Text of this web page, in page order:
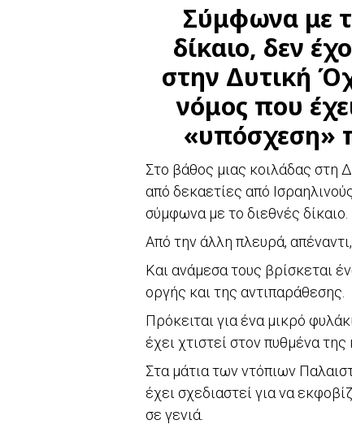
Σύμφωνα με
δίκαιο, δεν
στην Δυτική
νόμος που
«υπόσχεση»
Στο βάθος μιας κοιλάδας στη
από δεκαετίες από
σύμφωνα με το διεθνές δίκαιο.
Από την άλλη πλευρά,
Και ανάμεσα τους βρίσκεται
οργής και της αντιπαράθεσης.
Πρόκειται για ένα μικρό
έχει χτιστεί στον πυθμένα της
Στα μάτια των ντόπιων
έχει σχεδιαστεί για να
σε γενιά.